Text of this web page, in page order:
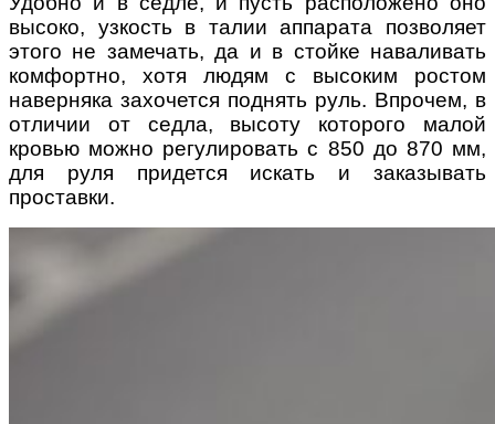
высоко, узкость в талии аппарата позволяет
этого не замечать, да и в стойке наваливать
комфортно, хотя людям с высоким ростом
наверняка захочется поднять руль. Впрочем, в
отличии от седла, высоту которого малой
кровью можно регулировать с 850 до 870 мм,
для руля придется искать и заказывать
проставки.